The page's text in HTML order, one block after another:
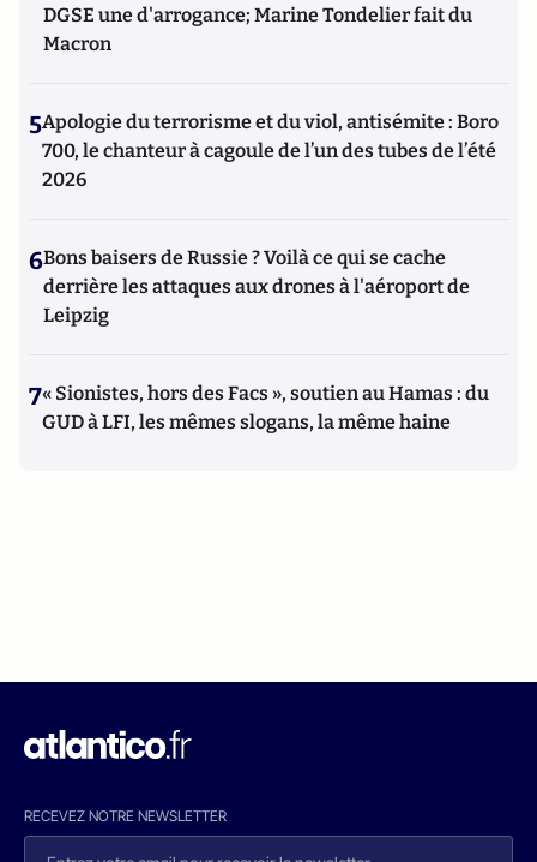
DGSE une d'arrogance; Marine Tondelier fait du
Macron
5Apologie du terrorisme et du viol, antisémite : Boro
700, le chanteur à cagoule de l’un des tubes de l’été
2026
6Bons baisers de Russie ? Voilà ce qui se cache
derrière les attaques aux drones à l'aéroport de
Leipzig
7« Sionistes, hors des Facs », soutien au Hamas : du
GUD à LFI, les mêmes slogans, la même haine
RECEVEZ NOTRE NEWSLETTER